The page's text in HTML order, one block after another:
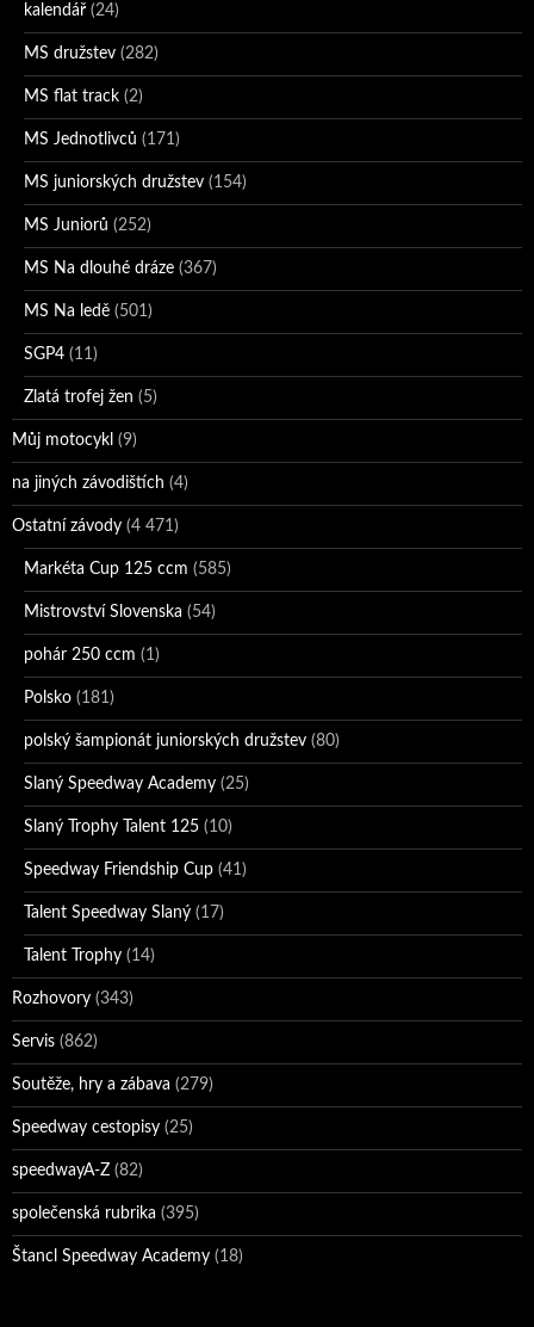
kalendář (24)
MS družstev (282)
MS flat track (2)
MS Jednotlivců (171)
MS juniorských družstev (154)
MS Juniorů (252)
MS Na dlouhé dráze (367)
MS Na ledě (501)
SGP4 (11)
Zlatá trofej žen (5)
Můj motocykl (9)
na jiných závodištích (4)
Ostatní závody (4 471)
Markéta Cup 125 ccm (585)
Mistrovství Slovenska (54)
pohár 250 ccm (1)
Polsko (181)
polský šampionát juniorských družstev (80)
Slaný Speedway Academy (25)
Slaný Trophy Talent 125 (10)
Speedway Friendship Cup (41)
Talent Speedway Slaný (17)
Talent Trophy (14)
Rozhovory (343)
Servis (862)
Soutěže, hry a zábava (279)
Speedway cestopisy (25)
speedwayA-Z (82)
společenská rubrika (395)
Štancl Speedway Academy (18)